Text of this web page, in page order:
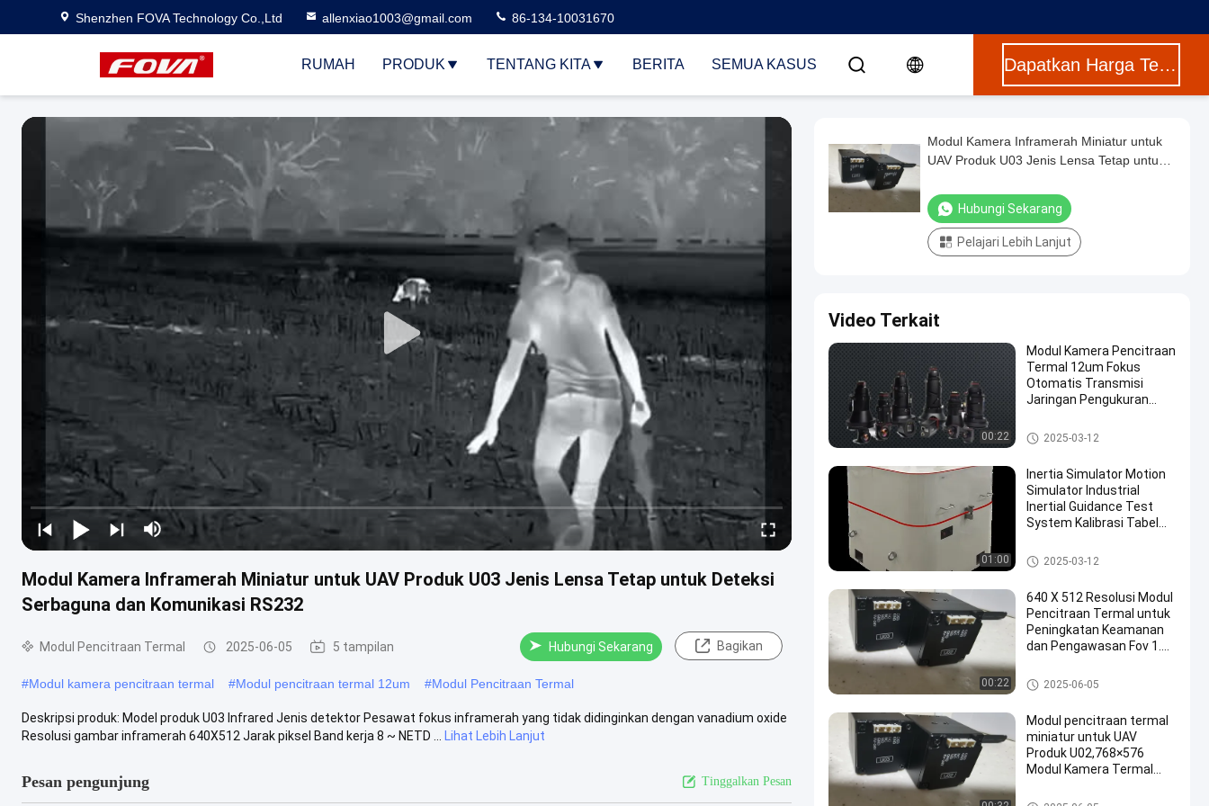
Shenzhen FOVA Technology Co.,Ltd allenxiao1003@gmail.com 86-134-10031670
RUMAH PRODUK TENTANG KITA BERITA SEMUA KASUS Dapatkan Harga Terbaik
Modul Kamera Inframerah Miniatur untuk UAV Produk U03 Jenis Lensa Tetap untuk Deteksi
Serbaguna dan Komunikasi RS232
Modul Pencitraan Termal 2025-06-05 5 tampilan Hubungi Sekarang Bagikan
#Modul kamera pencitraan termal #Modul pencitraan termal 12um #Modul Pencitraan Termal
Deskripsi produk: Model produk U03 Infrared Jenis detektor Pesawat fokus inframerah yang tidak didinginkan dengan vanadium oxide
Resolusi gambar inframerah 640X512 Jarak piksel Band kerja 8 ~ NETD ...
Lihat Lebih Lanjut
Pesan pengunjung Tinggalkan Pesan
Modul Kamera Inframerah Miniatur untuk
UAV Produk U03 Jenis Lensa Tetap untuk
Hubungi Sekarang
Pelajari Lebih Lanjut
Video Terkait
00:22
Modul Kamera Pencitraan
Termal 12um Fokus
Otomatis Transmisi
Jaringan Pengukuran
Modul Pencitraan Termal
2025-03-12
01:00
Inertia Simulator Motion
Simulator Industrial
Inertial Guidance Test
System Kalibrasi Tabel
Modul Pencitraan Termal
2025-03-12
00:22
640 X 512 Resolusi Modul
Pencitraan Termal untuk
Peningkatan Keamanan
dan Pengawasan Fov 1.4°
Modul Pencitraan Termal
2025-06-05
Modul pencitraan termal
miniatur untuk UAV
Produk U02,768×576
Modul Kamera Termal
Jenis Lensa Tetap dan
Modul Pencitraan Termal